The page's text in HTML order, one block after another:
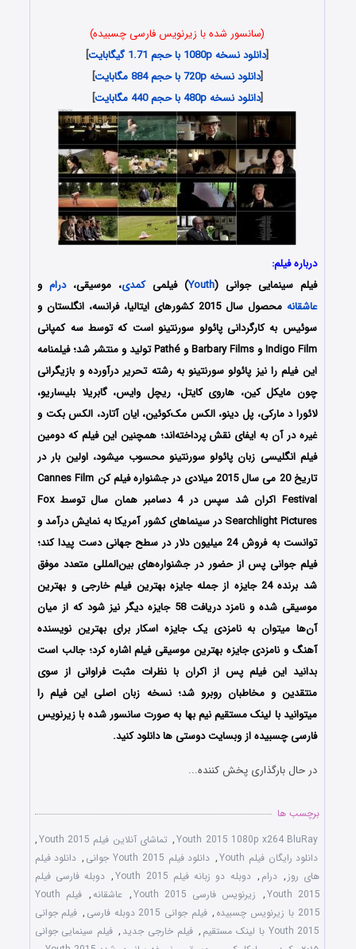
(سانسور شده با زیرنویس فارسی چسبیده)
[دانلود نسخه 1080p با حجم 1.71 گیگابایت
]
[دانلود نسخه 720p با حجم 884 مگابایت
]
[دانلود نسخه 480p با حجم 440 مگابایت ]
درباره فیلم:
فیلم سینمایی جوانی (Youth) فیلمیکمدی، موسیقی،درامو
عاشقانه
محصول سال 2015 کشورهای ایتالیا، فرانسه، انگلستان و
سوئیس به کارگردانی پائولو سورنتینو است که توسط سه کمپانی
Indigo Film و Barbary Films و Pathé تولید و منتشر شد؛ فیلمنامه
این فیلم را نیز پائولو سورنتینو به رشته تحریر درآورده و بازیگرانی
چون مایکل کین، هاروی کایتل، ریچل وایس، گابریلا بلیساریو،
لائورا د مارکی، پل دینو، الکس مک‌کوئین، ایان آتارد، الکس بکت و
غیره در آن به ایفای نقش پرداخته‌اند؛ همچنین این فیلم که دومین
فیلم انگلیسی زبان پائولو سورنتینو محسوب میشود، اولین بار در
تاریخ 20 می سال 2015 میلادی در جشنواره فیلم کن Cannes Film
Festival اکران شد سپس در 4 دسامبر همان سال توسط Fox
Searchlight Pictures در سینماهای کشور آمریکا به نمایش درآمد و
توانست به فروش 24 میلیون دلار در سطح جهانی دست پیدا کند؛
فیلم جوانی پس از حضور در جشنواره‌‌های بین‌المللی متعدد موفق
شد برنده 24 جایزه از جمله جایزه
بهترین فیلم خارجی و بهترین
موسیقی
شده و نامزد دریافت 58 جایزه دیگر نیز شود که از میان
آن‌ها میتوان به نامزدی یک جایزه اسکار برای بهترین نویسنده
آهنگ و نامزدی جایزه بهترین موسیقی فیلم اشاره کرد؛ جالب است
بدانید این فیلم پس از اکران با نظرات مثبت فراوانی از سوی
منتقدین و مخاطبان روبرو شد؛ نسخه زبان اصلی این فیلم را
میتوانید با لینک مستقیم نیم بها به صورت سانسور شده با زیرنویس
فارسی چسبیده از وبسایت دوستی ها دانلود کنید.
در حال بارگذاری پخش کننده...
برچسب ها
Youth 2015 1080p x264 BluRay
, تماشای آنلاین فیلم Youth 2015
,
دانلود رایگان فیلم Youth
, دانلود فیلم Youth 2015 جوانی , دانلود فیلم
های روز , درام , دوبله دو زبانه فیلم Youth 2015 , دوبله فارسی فیلم
Youth 2015
, زیرنویس فارسی Youth 2015 , عاشقانه,
فیلم Youth
2015 با زیرنویس چسبیده
, فیلم جوانی 2015 دوبله فارسی , فیلم جوانی
Youth 2015 با لینک مستقیم
, فیلم خارجی جدید , فیلم سینمایی جوانی